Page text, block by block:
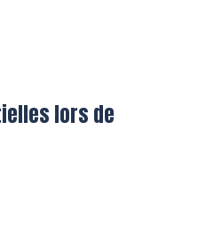
lors de